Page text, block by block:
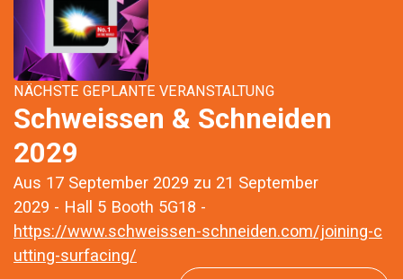
NÄCHSTE GEPLANTE VERANSTALTUNG
Schweissen & Schneiden
2029
Aus 17 September 2029 zu 21 September
2029 - Hall 5 Booth 5G18 -
https://www.schweissen-schneiden.com/joining-c
utting-surfacing/